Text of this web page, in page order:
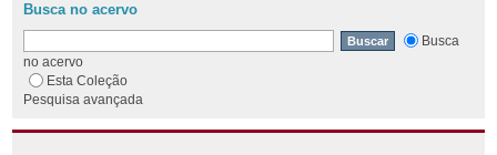
Busca no acervo
Busca
no acervo
Esta Coleção
Pesquisa avançada